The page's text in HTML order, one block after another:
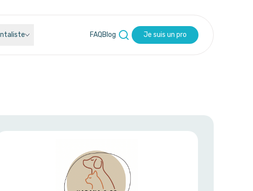
FAQBlog Je suis un pro